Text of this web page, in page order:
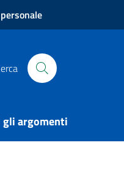
argomenti